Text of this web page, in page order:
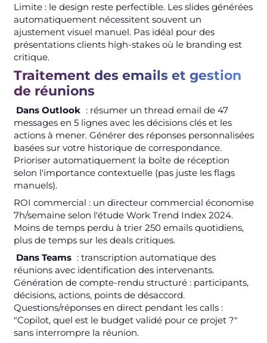
Limite : le design reste perfectible. Les slides générées
automatiquement nécessitent souvent un
ajustement visuel manuel. Pas idéal pour des
présentations clients high-stakes où le branding est
critique.
Traitement des emails et gestion
de réunions
Dans Outlook : résumer un thread email de 47
messages en 5 lignes avec les décisions clés et les
actions à mener. Générer des réponses personnalisées
basées sur votre historique de correspondance.
Prioriser automatiquement la boîte de réception
selon l'importance contextuelle (pas juste les flags
manuels).
ROI commercial : un directeur commercial économise
7h/semaine selon l'étude Work Trend Index 2024.
Moins de temps perdu à trier 250 emails quotidiens,
plus de temps sur les deals critiques.
Dans Teams : transcription automatique des
réunions avec identification des intervenants.
Génération de compte-rendu structuré : participants,
décisions, actions, points de désaccord.
Questions/réponses en direct pendant les calls :
"Copilot, quel est le budget validé pour ce projet ?"
sans interrompre la réunion.